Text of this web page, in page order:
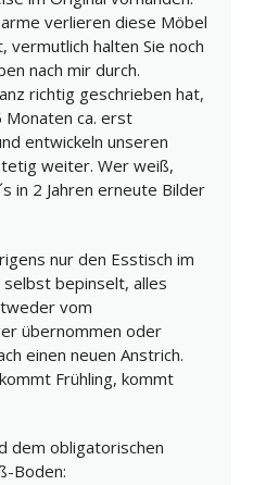
verlieren diese Möbel
vermutlich halten Sie noch
nach mir durch.
richtig geschrieben hat,
Monaten ca. erst
entwickeln unseren
weiter. Wer weiß,
in 2 Jahren erneute Bilder
nur den Esstisch im
bepinselt, alles
vom
übernommen oder
einen neuen Anstrich.
Frühling, kommt
dem obligatorischen
Boden: